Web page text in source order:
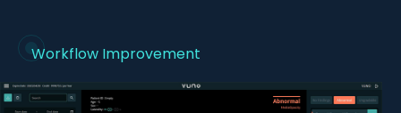
Workflow Improvement